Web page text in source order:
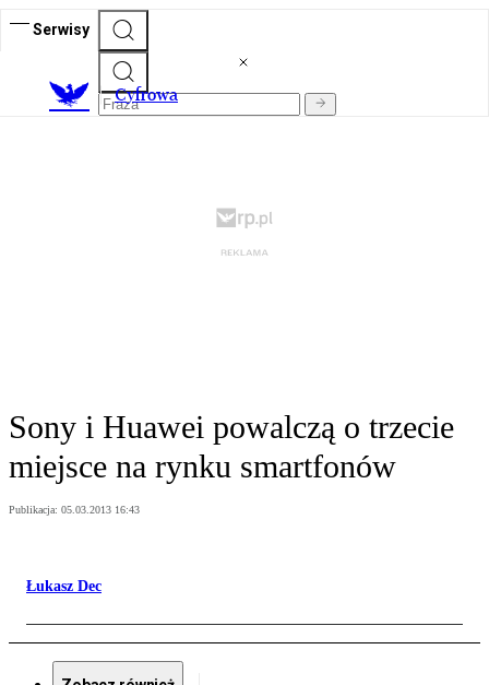
Serwisy
Cyfrowa
Sony i Huawei powalczą o trzecie
miejsce na rynku smartfonów
Publikacja: 05.03.2013 16:43
Łukasz Dec